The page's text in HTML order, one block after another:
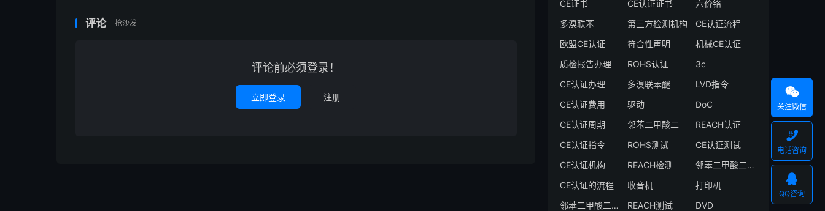
评论 抢沙发
评论前必须登录！
立即登录 注册
CE证书
CE认证证书
六价铬
多溴联苯
第三方检测机构
CE认证流程
欧盟CE认证
符合性声明
机械CE认证
质检报告办理
ROHS认证
3c
CE认证办理
多溴联苯醚
LVD指令
CE认证费用
驱动
DoC
CE认证周期
邻苯二甲酸二
REACH认证
CE认证指令
ROHS测试
CE认证测试
CE认证机构
REACH检测
邻苯二甲酸二异丁酯
CE认证的流程
收音机
打印机
邻苯二甲酸二丁酯
REACH测试
DVD

关注微信

电话咨询

QQ咨询